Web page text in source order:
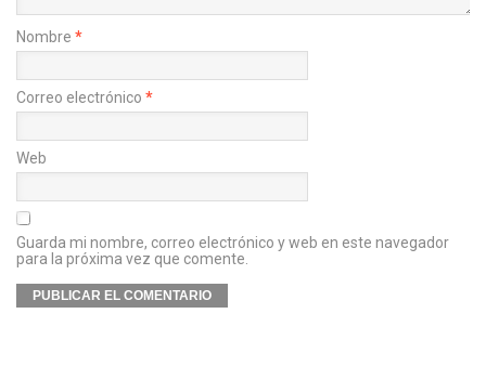
Nombre *
Correo electrónico *
Web
Guarda mi nombre, correo electrónico y web en este navegador
para la próxima vez que comente.